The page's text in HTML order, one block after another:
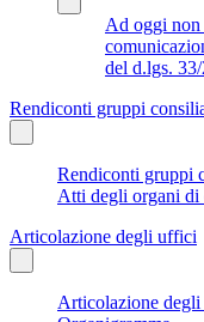
Ad oggi non
del d.lgs.
Rendiconti gruppi
Rendiconti gruppi
Atti degli organi di
Articolazione degli uffici
Articolazione